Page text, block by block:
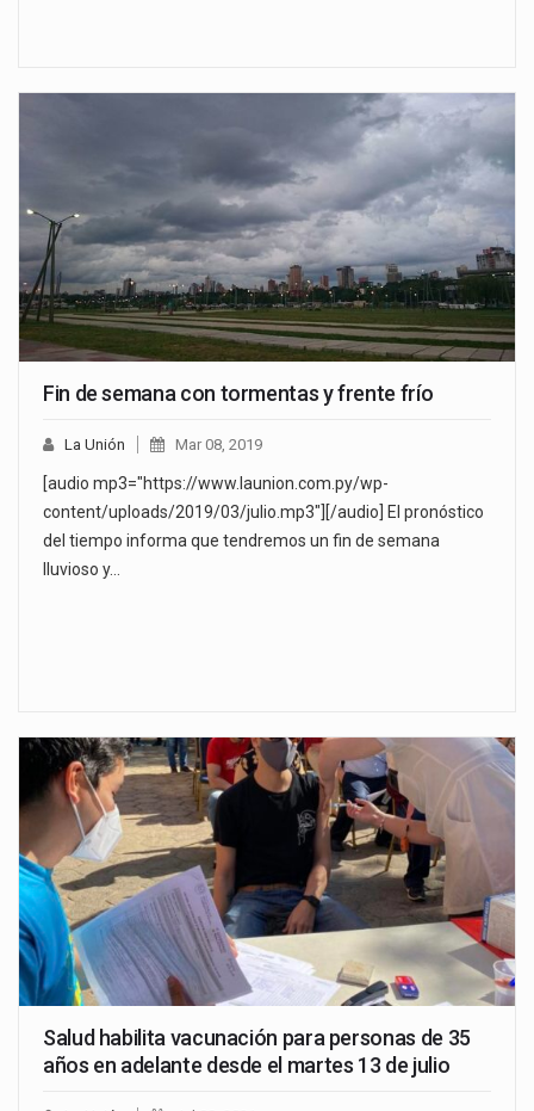
Fin de semana con tormentas y frente frío
La Unión Mar 08, 2019
[audio mp3="https://www.launion.com.py/wp-
content/uploads/2019/03/julio.mp3"][/audio] El pronóstico
del tiempo informa que tendremos un fin de semana
lluvioso y…
Salud habilita vacunación para personas de 35
años en adelante desde el martes 13 de julio